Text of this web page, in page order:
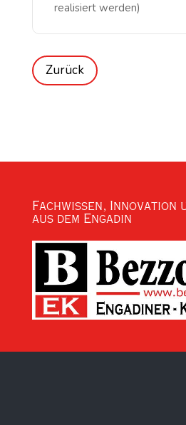
realisiert werden)
Fachwissen, Innovation
aus dem Engadin